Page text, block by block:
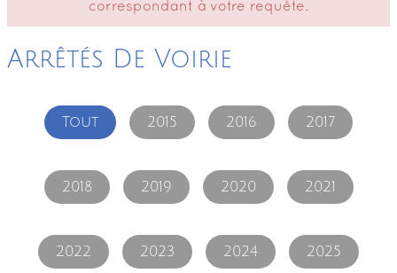
correspondant à votre requête.
Arrêtés De Voirie
Tout 2015 2016 2017
2018 2019 2020 2021
2022 2023 2024 2025